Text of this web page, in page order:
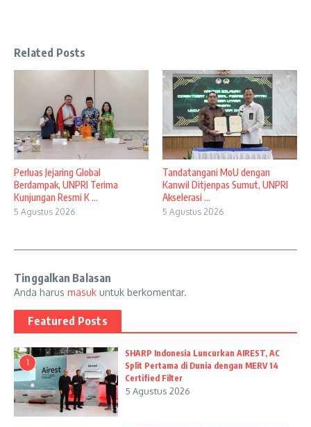
Related Posts
Perluas Jejaring Global
Berdampak, UNPRI Terima
Kunjungan Resmi K ...
5 Agustus 2026
Tandatangani MoU dengan
Kanwil Ditjenpas Sumut, UNPRI
Akselerasi ...
5 Agustus 2026
Tinggalkan Balasan
Anda harus masuk untuk berkomentar.
Featured Posts
1
SHARP Indonesia Luncurkan AIREST, AC
Split Pertama di Dunia dengan MERV 14
Certified Filter
5 Agustus 2026